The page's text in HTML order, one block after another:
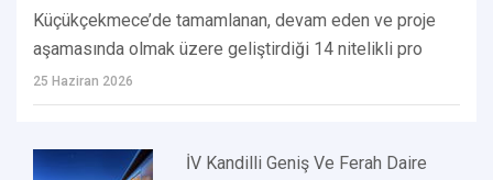
Küçükçekmece’de tamamlanan, devam eden ve proje
aşamasında olmak üzere geliştirdiği 14 nitelikli pro
25 Haziran 2026
İV Kandilli Geniş Ve Ferah Daire